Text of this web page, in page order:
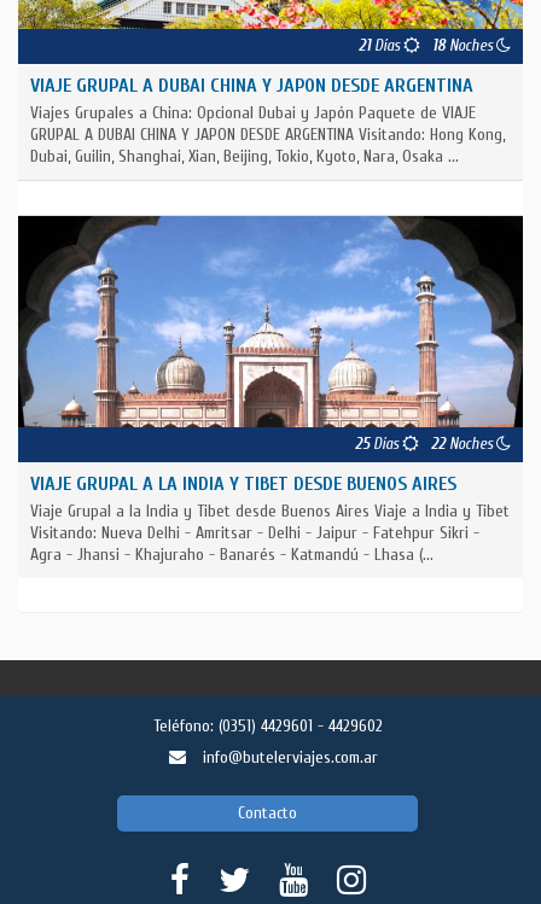
21Días 18Noches
VIAJE GRUPAL A DUBAI CHINA Y JAPON DESDE ARGENTINA
Viajes Grupales a China: Opcional Dubai y Japón Paquete de VIAJE
GRUPAL A DUBAI CHINA Y JAPON DESDE ARGENTINA Visitando: Hong Kong,
Dubai, Guilin, Shanghai, Xian, Beijing, Tokio, Kyoto, Nara, Osaka ...
25Días 22Noches
VIAJE GRUPAL A LA INDIA Y TIBET DESDE BUENOS AIRES
Viaje Grupal a la India y Tibet desde Buenos Aires Viaje a India y Tibet
Visitando: Nueva Delhi - Amritsar - Delhi - Jaipur - Fatehpur Sikri -
Agra - Jhansi - Khajuraho - Banarés - Katmandú - Lhasa (...
Teléfono: (0351) 4429601 - 4429602
info@butelerviajes.com.ar
Contacto